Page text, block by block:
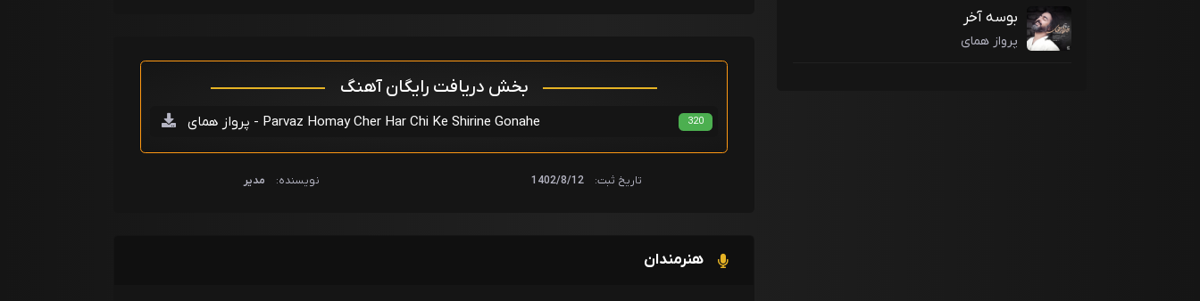
بوسه آخر
پرواز همای
بخش دریافت رایگان آهنگ
پرواز همای - Parvaz Homay Cher Har Chi Ke Shirine Gonahe 320
تاریخ ثبت: 1402/8/12 نویسنده: مدیر
هنرمندان